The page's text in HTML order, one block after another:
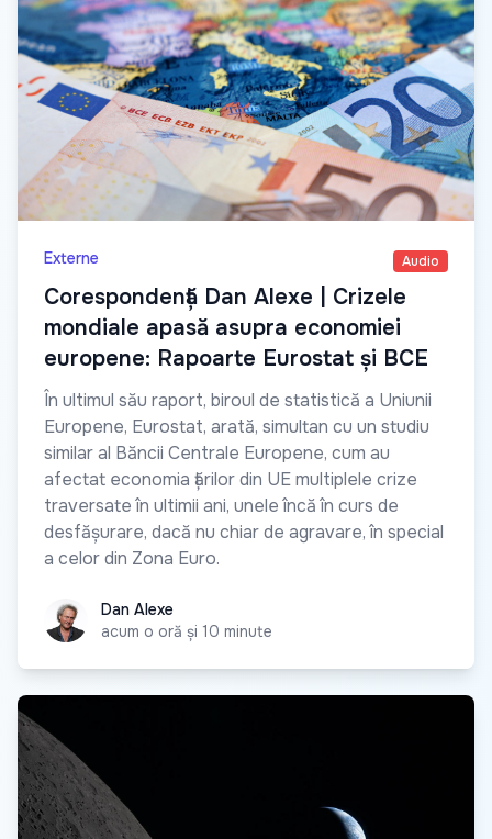
Externe Audio
Corespondență Dan Alexe | Crizele
mondiale apasă asupra economiei
europene: Rapoarte Eurostat și BCE
În ultimul său raport, biroul de statistică a Uniunii
Europene, Eurostat, arată, simultan cu un studiu
similar al Băncii Centrale Europene, cum au
afectat economia țărilor din UE multiplele crize
traversate în ultimii ani, unele încă în curs de
desfășurare, dacă nu chiar de agravare, în special
a celor din Zona Euro.
Dan AlexeDan Alexe
acum o oră și 10 minute